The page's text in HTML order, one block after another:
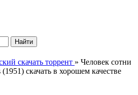
Найти
скачать торрент » Человек сотни
скачать в хорошем качестве